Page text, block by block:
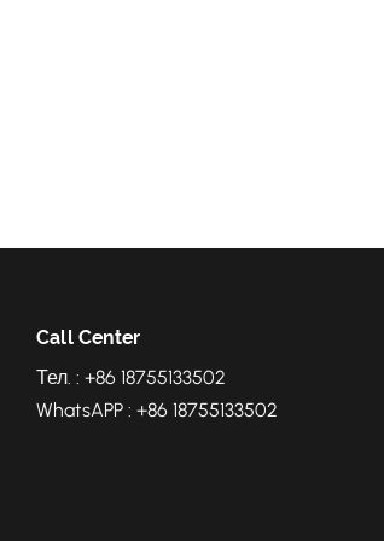
Call Center
Тел. : +86 18755133502
WhatsAPP : +86 18755133502